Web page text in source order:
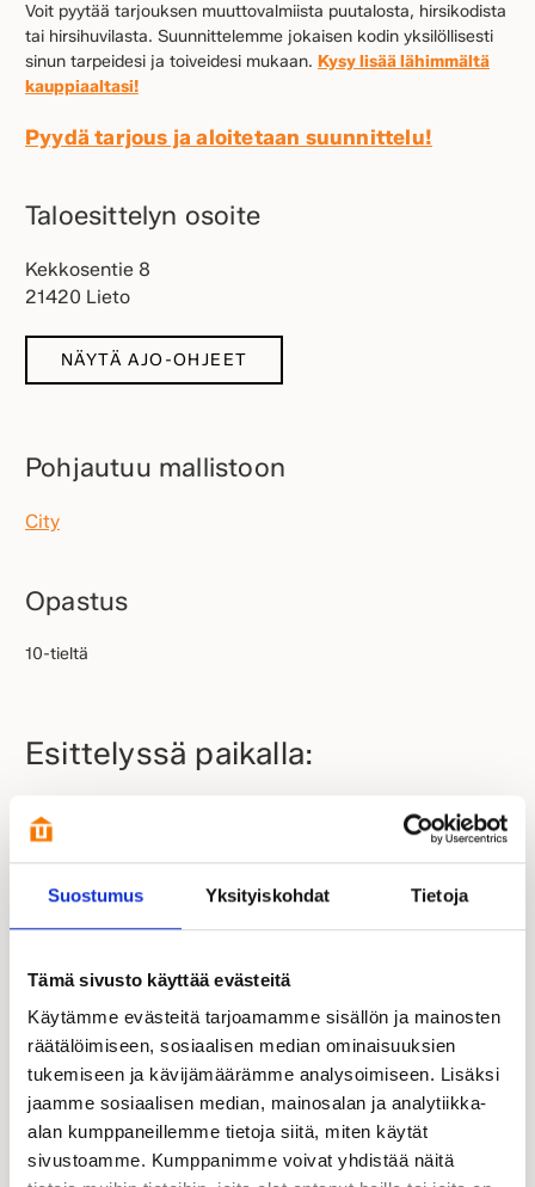
Suostumus Yksityiskohdat Tietoja
Tämä sivusto käyttää evästeitä
Käytämme evästeitä tarjoamamme sisällön ja mainosten
räätälöimiseen, sosiaalisen median ominaisuuksien
tukemiseen ja kävijämäärämme analysoimiseen. Lisäksi
jaamme sosiaalisen median, mainosalan ja analytiikka-
alan kumppaneillemme tietoja siitä, miten käytät
sivustoamme. Kumppanimme voivat yhdistää näitä
Voit pyytää tarjouksen muuttovalmiista puutalosta, hirsikodista
tai hirsihuvilasta. Suunnittelemme jokaisen kodin yksilöllisesti
sinun tarpeidesi ja toiveidesi mukaan. Kysy lisää lähimmältä
kauppiaaltasi!
Pyydä tarjous ja aloitetaan suunnittelu!
Taloesittelyn osoite
Kekkosentie 8
21420 Lieto
NÄYTÄ AJO-OHJEET
Pohjautuu mallistoon
City
Opastus
10-tieltä
Esittelyssä paikalla:
Sari Haijanen
Kastelli-kauppias | FI, EN, SV
050 338 3355